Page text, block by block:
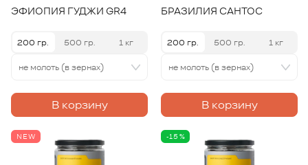
ЭФИОПИЯ ГУДЖИ GR4
В корзину
не молоть (в зернах)
200 гр. 500 гр. 1 кг
БРАЗИЛИЯ САНТОС
В корзину
не молоть (в зернах)
200 гр. 500 гр. 1 кг
NEW -15%